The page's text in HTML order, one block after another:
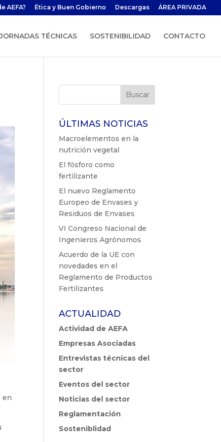
AEFA? Ética y Buen Gobierno Descargas ÁREA PRIVADA
JORNADAS TÉCNICAS SOSTENIBILIDAD CONTACTO
en
ÚLTIMAS NOTICIAS
Macroelementos en la
nutrición vegetal
El fósforo como
fertilizante
El nuevo Reglamento
Europeo de Envases y
Residuos de Envases
VI Congreso Nacional de
Ingenieros Agrónomos
Acuerdo de la UE con
novedades en el
Reglamento de Productos
Fertilizantes
ACTUALIDAD
Actividad de AEFA
Empresas Asociadas
Entrevistas técnicas del
sector
Eventos del sector
Noticias del sector
Reglamentación
Sosteniblidad